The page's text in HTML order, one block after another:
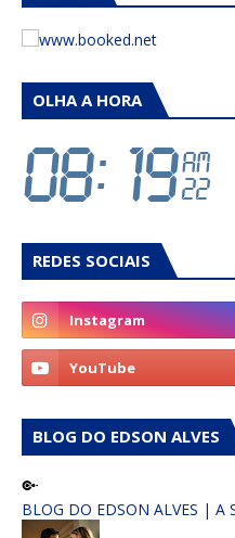
OLHA A HORA
REDES SOCIAIS
BLOG DO EDSON ALVES
BLOG DO EDSON ALVES | A